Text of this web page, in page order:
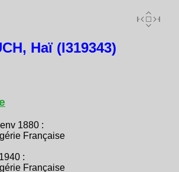
Haï (I319343)
env 1880 :
Française
:
Française